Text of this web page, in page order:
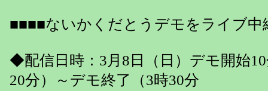
■■■■ないかくだとうデモをライブ
◆配信日時：3月8日（日）デモ開始
20分）～デモ終了（3時30分